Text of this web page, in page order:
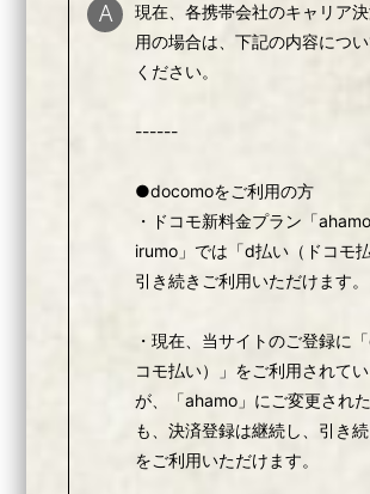
A
現在、各携帯会社のキャリア
用の場合は、下記の内容につ
ください。
------
●docomoをご利用の方
・ドコモ新料金プラン「ahamo
irumo」では「d払い（ドコモ
引き続きご利用いただけます。
・現在、当サイトのご登録に
コモ払い）」をご利用されて
が、「ahamo」にご変更され
も、決済登録は継続し、引き
をご利用いただけます。